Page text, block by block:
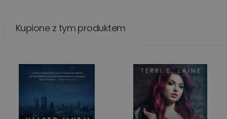
Kupione z tym produktem